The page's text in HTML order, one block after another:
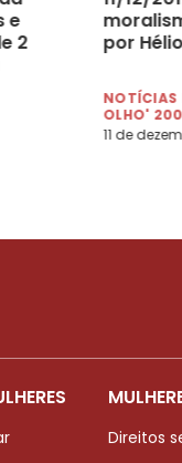
e
2
por
NOTÍCIAS
OLHO'
11 de
Direitos